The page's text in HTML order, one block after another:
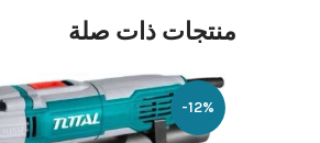
منتجات ذات صلة
-12%